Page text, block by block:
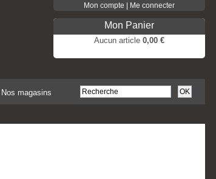
Mon compte | Me connecter
Mon Panier
Aucun article 0,00 €
0,00 €
Nos magasins